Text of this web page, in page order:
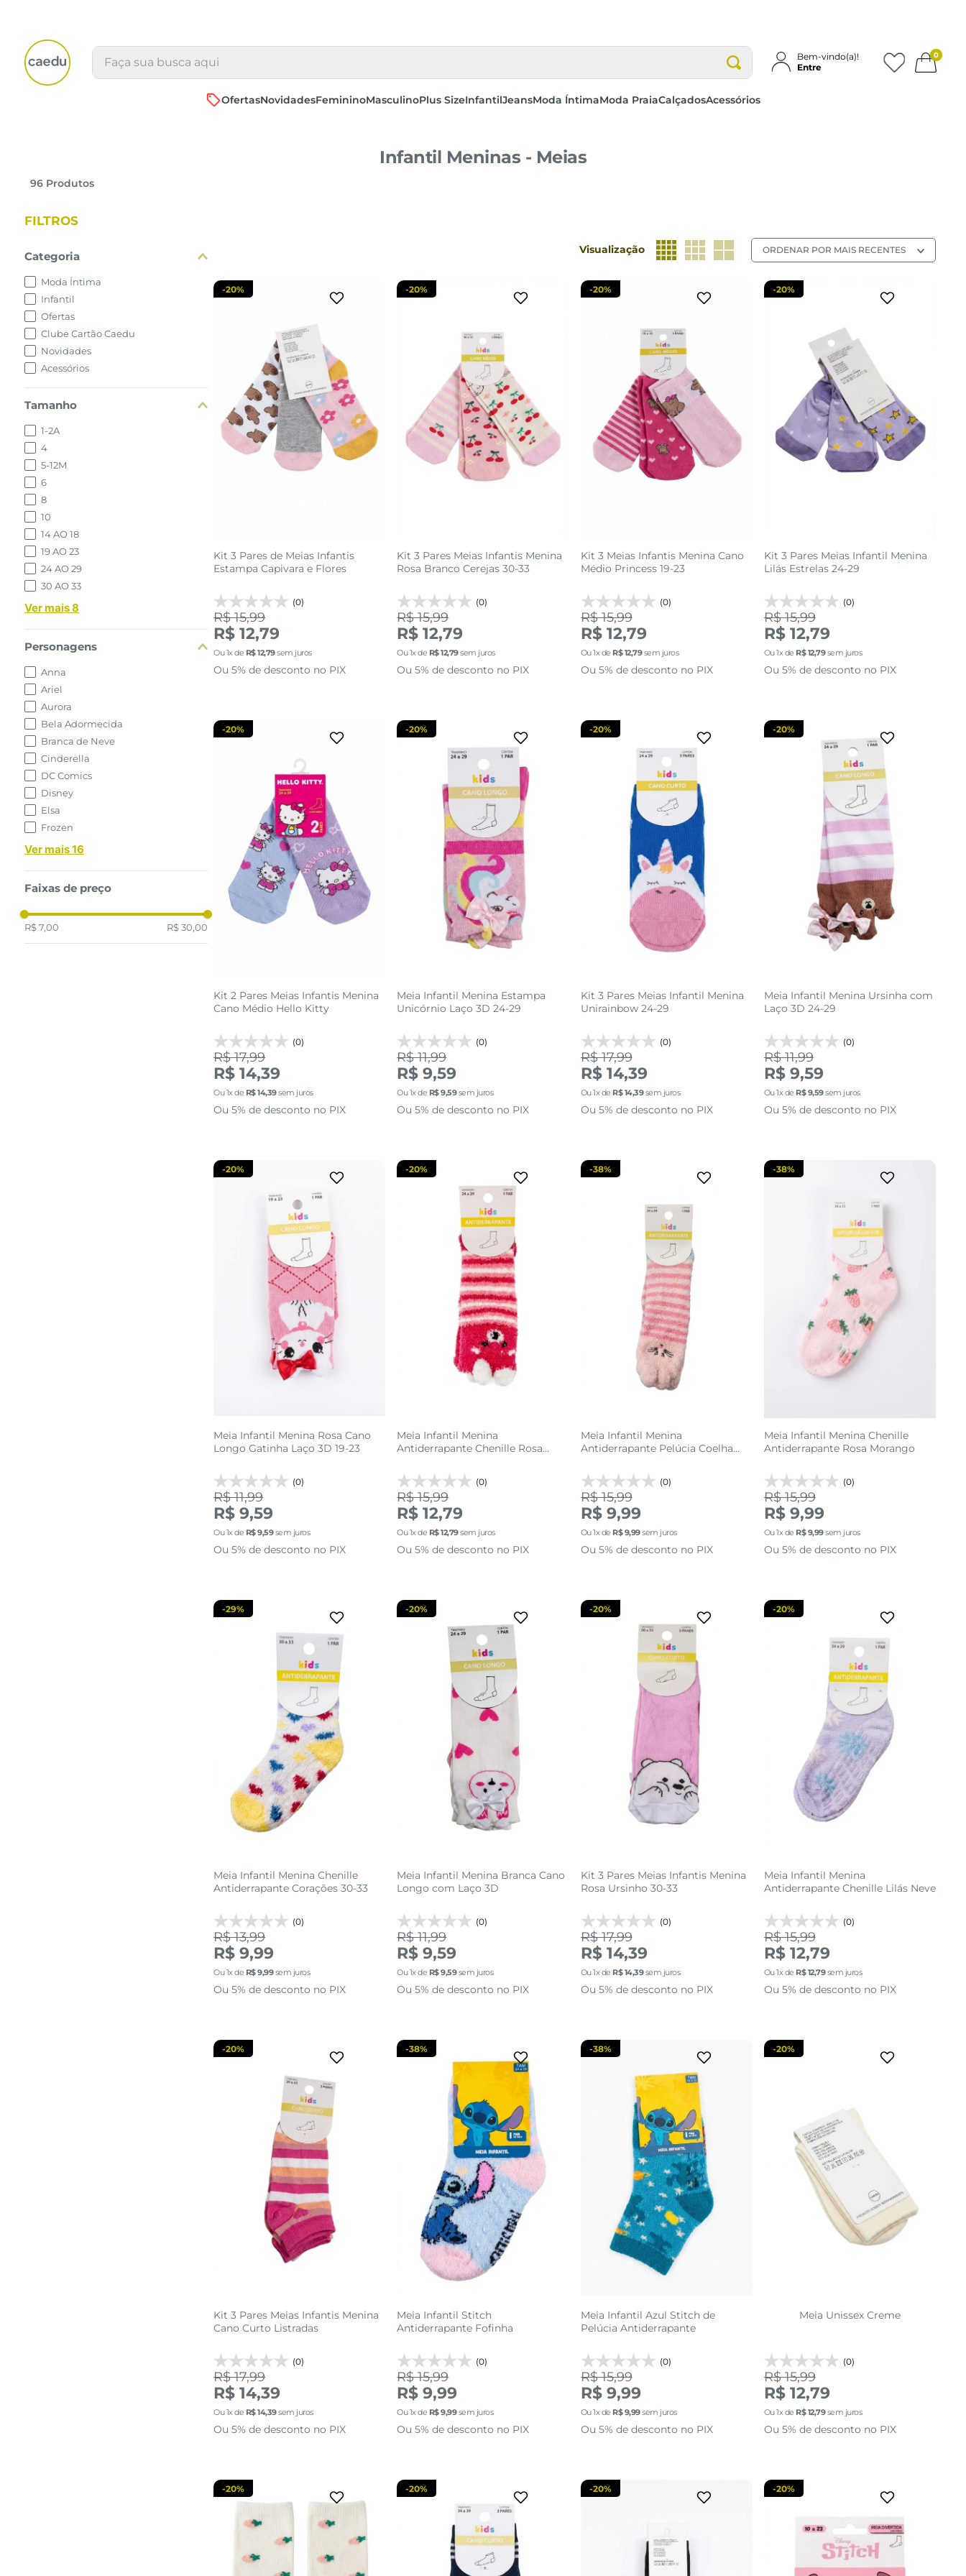
Faça sua busca aqui
Bem-vindo(a)!
Entre
0
OfertasNovidadesFemininoMasculinoPlus SizeInfantilJeansModa ÍntimaModa PraiaCalçadosAcessórios
Infantil Meninas - Meias
96 Produtos
FILTROS
Categoria
Moda Íntima
Infantil
Ofertas
Clube Cartão Caedu
Novidades
Acessórios
Tamanho
1-2A
4
5-12M
6
8
10
14 AO 18
19 AO 23
24 AO 29
30 AO 33
Ver mais 8
Personagens
Anna
Ariel
Aurora
Bela Adormecida
Branca de Neve
Cinderella
DC Comics
Disney
Elsa
Frozen
Ver mais 16
Faixas de preço
R$ 7,00 R$ 30,00
Visualização ORDENAR POR MAIS RECENTES
Kit 3 Pares de Meias Infantis
Estampa Capivara e Flores
(0)
-20%
R$ 15,99
R$ 12,79
Ou1x de R$12,79sem juros
Ou 5% de desconto no PIX
Kit 3 Pares Meias Infantis Menina
Rosa Branco Cerejas 30-33
(0)
-20%
R$ 15,99
R$ 12,79
Ou1x de R$12,79sem juros
Ou 5% de desconto no PIX
Kit 3 Meias Infantis Menina Cano
Médio Princess 19-23
(0)
-20%
R$ 15,99
R$ 12,79
Ou1x de R$ 12,79sem juros
Ou 5% de desconto no PIX
Kit 3 Pares Meias Infantil Menina
Lilás Estrelas 24-29
(0)
-20%
R$ 15,99
R$ 12,79
Ou1x de R$12,79sem juros
Ou 5% de desconto no PIX
adicionar a sacola
Kit 2 Pares Meias Infantis Menina
Cano Médio Hello Kitty
(0)
-20%
R$ 17,99
R$ 14,39
Ou1x de R$14,39sem juros
Ou 5% de desconto no PIX
adicionar a sacola
Meia Infantil Menina Estampa
Unicórnio Laço 3D 24-29
(0)
-20%
R$ 11,99
R$ 9,59
Ou1x de R$9,59sem juros
Ou 5% de desconto no PIX
adicionar a sacola
Kit 3 Pares Meias Infantil Menina
Unirainbow 24-29
(0)
-20%
R$ 17,99
R$ 14,39
Ou1x de R$ 14,39sem juros
Ou 5% de desconto no PIX
adicionar a sacola
Meia Infantil Menina Ursinha com
Laço 3D 24-29
(0)
-20%
R$ 11,99
R$ 9,59
Ou1x de R$9,59sem juros
Ou 5% de desconto no PIX
adicionar a sacola
Meia Infantil Menina Rosa Cano
Longo Gatinha Laço 3D 19-23
(0)
-20%
R$ 11,99
R$ 9,59
Ou1x de R$9,59sem juros
Ou 5% de desconto no PIX
adicionar a sacola
Meia Infantil Menina
Antiderrapante Chenille Rosa
(0)
-20%
R$ 15,99
R$ 12,79
Ou1x de R$12,79sem juros
Ou 5% de desconto no PIX
adicionar a sacola
Meia Infantil Menina
Antiderrapante Pelúcia Coelha
(0)
-38%
R$ 15,99
R$ 9,99
Ou1x de R$ 9,99sem juros
Ou 5% de desconto no PIX
adicionar a sacola
Meia Infantil Menina Chenille
Antiderrapante Rosa Morango
(0)
-38%
R$ 15,99
R$ 9,99
Ou1x de R$9,99sem juros
Ou 5% de desconto no PIX
adicionar a sacola
Meia Infantil Menina Chenille
Antiderrapante Corações 30-33
(0)
-29%
R$ 13,99
R$ 9,99
Ou1x de R$9,99sem juros
Ou 5% de desconto no PIX
adicionar a sacola
Meia Infantil Menina Branca Cano
Longo com Laço 3D
(0)
-20%
R$ 11,99
R$ 9,59
Ou1x de R$9,59sem juros
Ou 5% de desconto no PIX
adicionar a sacola
Kit 3 Pares Meias Infantis Menina
Rosa Ursinho 30-33
(0)
-20%
R$ 17,99
R$ 14,39
Ou1x de R$ 14,39sem juros
Ou 5% de desconto no PIX
adicionar a sacola
Meia Infantil Menina
Antiderrapante Chenille Lilás Neve
(0)
-20%
R$ 15,99
R$ 12,79
Ou1x de R$12,79sem juros
Ou 5% de desconto no PIX
adicionar a sacola
Kit 3 Pares Meias Infantis Menina
Cano Curto Listradas
(0)
-20%
R$ 17,99
R$ 14,39
Ou1x de R$14,39sem juros
Ou 5% de desconto no PIX
adicionar a sacola
Meia Infantil Stitch
Antiderrapante Fofinha
(0)
-38%
R$ 15,99
R$ 9,99
Ou1x de R$9,99sem juros
Ou 5% de desconto no PIX
adicionar a sacola
Meia Infantil Azul Stitch de
Pelúcia Antiderrapante
(0)
-38%
R$ 15,99
R$ 9,99
Ou1x de R$ 9,99sem juros
Ou 5% de desconto no PIX
adicionar a sacola
Meia Unissex Creme
(0)
-20%
R$ 15,99
R$ 12,79
Ou1x de R$12,79sem juros
Ou 5% de desconto no PIX
adicionar a sacola
-20%
adicionar a sacola
-20%
adicionar a sacola
-20%
adicionar a sacola
-20%